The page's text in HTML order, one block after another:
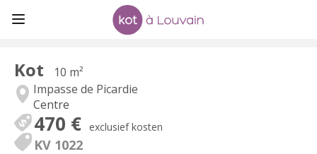
Kot
10 m²
Impasse de Picardie
Centre
470 € exclusief kosten
KV 1022